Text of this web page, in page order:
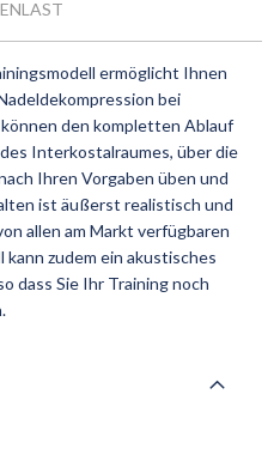
ermöglicht Ihnen
bei
den kompletten Ablauf
Interkostalraumes, über die
Ihren Vorgaben üben und
ist äußerst realistisch und
allen am Markt verfügbaren
zudem ein akustisches
dass Sie Ihr Training noch